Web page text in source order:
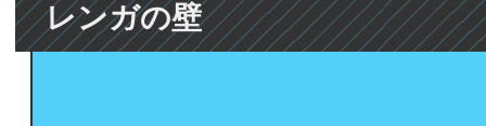
レンガの壁